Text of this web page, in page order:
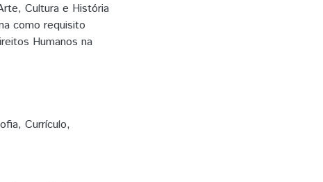
Cultura e História
como requisito
Humanos na
Currículo,